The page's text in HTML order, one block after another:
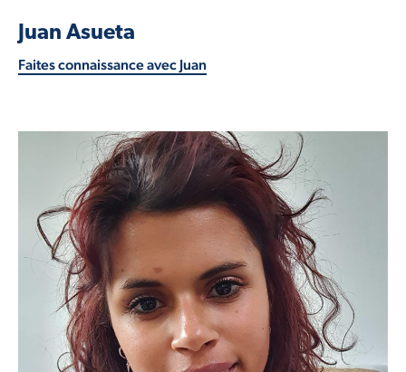
Juan Asueta
Faites connaissance avec Juan